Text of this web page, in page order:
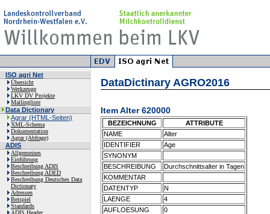
ISO agri Net
Übersicht
Werkzeuge
LKV DV Projekte
Mailingliste
Data Dictionary
Agrar (HTML-Seiten)
XML-Schema
Dokumentation
Agrar (Abfrage)
ADIS
Allgemeines
Einführung
Beschreibung ADIS
Beschreibung ADED
Beschreibung Deutsches Data
Dictionary
Adressen
Beispiel
Standards
ADIS Header
DataDictinary AGRO2016
Item Alter 620000
BEZEICHNUNG
ATTRIBUTE
NAME
Alter
IDENTIFIER
Age
SYNONYM
BESCHREIBUNG
Durchschnittsalter in Tagen
KOMMENTAR
DATENTYP
N
LAENGE
4
AUFLOESUNG
0